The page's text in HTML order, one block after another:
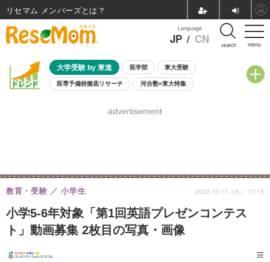
menu
Language
JP / CN search
大学受験 by 東進 医学部 東大受験
医専予備校徹底リサーチ 河合塾×東大特集
8月開催学校説明会・相談会
advertisement
小学5-6年対象「第1回英語プレゼンコンテス
ト」動画募集 2枚目の写真・画像
教育・受験 小学生 2023.10.17（火） 17:15
リセマム メンバーズ